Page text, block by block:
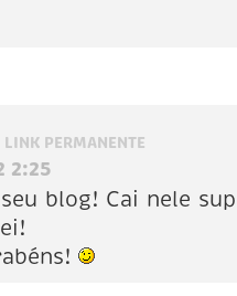
LINK PERMANENTE
2:25
blog! Cai nele